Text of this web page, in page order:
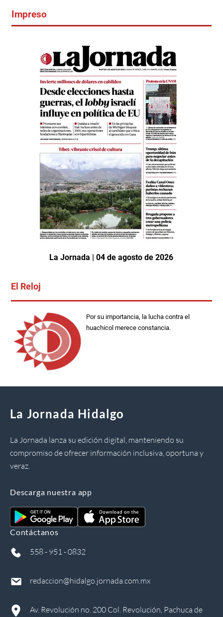
Impreso
La Jornada | 04 de agosto de 2026
El Reloj
Por su importancia, la lucha contra el
huachicol merece constancia.
La Jornada Hidalgo
La Jornada lanza su edición digital, manteniendo su
compromiso de ofrecer información inclusiva, oportuna y
veraz.
Descarga nuestra app
Contáctanos
558 - 951 - 0832
redaccion@hidalgo.jornada.com.mx
Av. Revolución no. 200 Col. Revolución, Pachuca de